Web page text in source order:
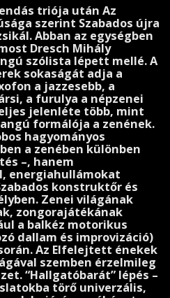
triója után Az
szerint Szabados újra
Abban az egységben
Dresch Mihály
szólista lépett mellé. A
soka­ságát adja a
a jazzesebb, a
a furulya a népzenei
jelenléte több, mint
for­málója a zenének.
hagyományos
a zenében különben
–, hanem
energiahul­lá­mo­kat
konstruktőr és
Zenei vilá­gának
zongorajátékának
a balkéz motori­kus
dallam és improvizáció)
Az Elfe­lejtett énekek
szemben érzelmileg
“Hallgatóbarát” lépés –
törő univerzális,